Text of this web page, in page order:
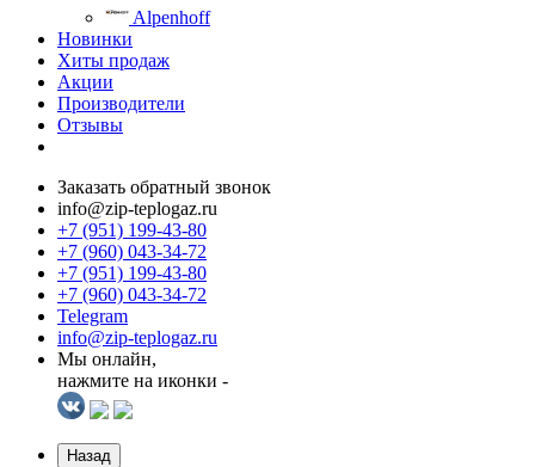
Alpenhoff
Новинки
Хиты продаж
Акции
Производители
Отзывы
Заказать обратный звонок
info@zip-teplogaz.ru
+7 (951) 199-43-80
+7 (960) 043-34-72
+7 (951) 199-43-80
+7 (960) 043-34-72
Telegram
info@zip-teplogaz.ru
Мы онлайн,
нажмите на иконки -
Назад